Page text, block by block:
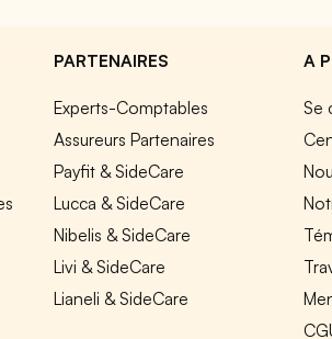
PARTENAIRES
Experts-Comptables
Assureurs Partenaires
Payfit & SideCare
Lucca & SideCare
Nibelis & SideCare
Livi & SideCare
Lianeli & SideCare
A
Se